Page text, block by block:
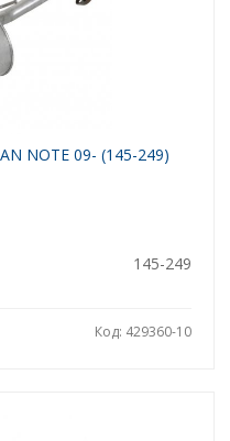
NOTE 09- (145-249)
145-249
Код: 429360-10